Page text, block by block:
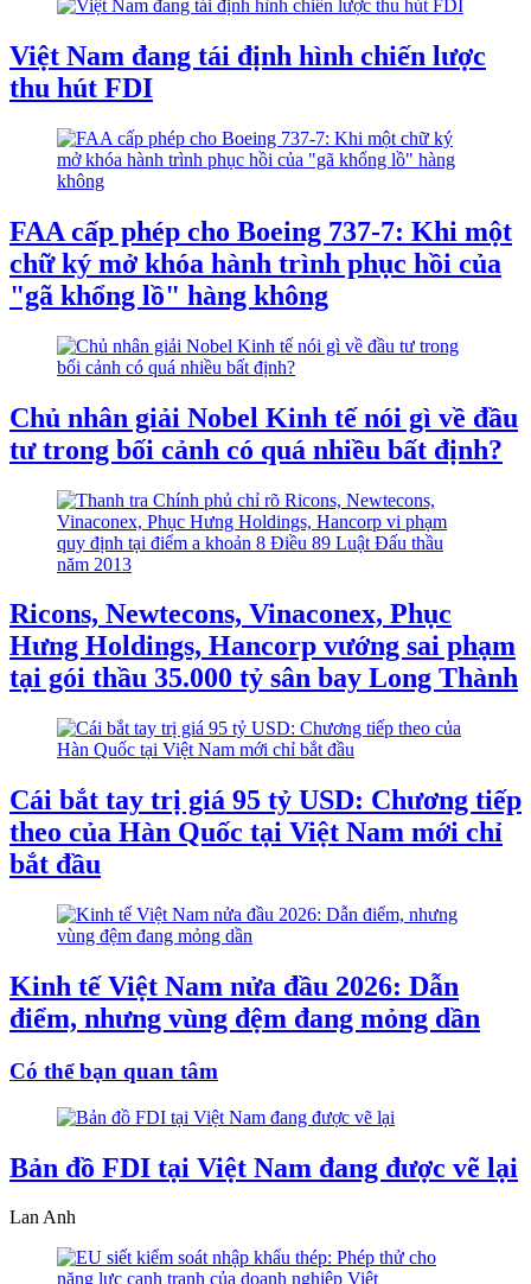
Việt Nam đang tái định hình chiến lược
thu hút FDI
FAA cấp phép cho Boeing 737-7: Khi một
chữ ký mở khóa hành trình phục hồi của
"gã khổng lồ" hàng không
Chủ nhân giải Nobel Kinh tế nói gì về đầu
tư trong bối cảnh có quá nhiều bất định?
Ricons, Newtecons, Vinaconex, Phục
Hưng Holdings, Hancorp vướng sai phạm
tại gói thầu 35.000 tỷ sân bay Long Thành
Cái bắt tay trị giá 95 tỷ USD: Chương tiếp
theo của Hàn Quốc tại Việt Nam mới chỉ
bắt đầu
Kinh tế Việt Nam nửa đầu 2026: Dẫn
điểm, nhưng vùng đệm đang mỏng dần
Có thể bạn quan tâm
Bản đồ FDI tại Việt Nam đang được vẽ lại
Lan Anh